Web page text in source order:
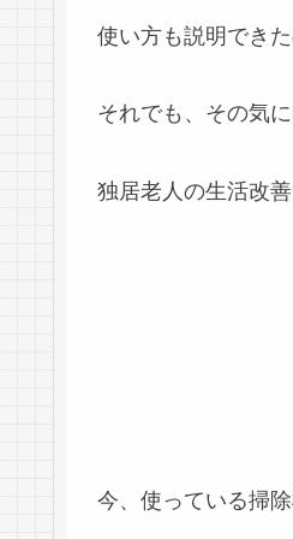
使い方も説明できた
それでも、その気
独居老人の生活改善
今、使っている掃